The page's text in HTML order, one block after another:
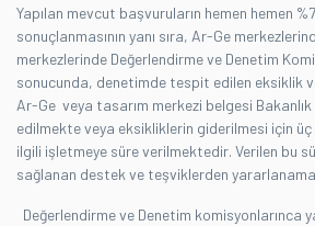
Yapılan mevcut başvuruların hemen hemen
sonuçlanmasının yanı sıra, Ar­-Ge
merkezlerinde Değerlendirme ve Denetim
sonucunda, denetimde tespit edilen eksiklik
Ar­-Ge veya tasarım merkezi belgesi
edilmekte veya eksikliklerin giderilmesi için üç
ilgili işletmeye süre verilmektedir. Verilen bu
sağlanan destek ve teşviklerden
Değerlendirme ve Denetim komisyonlarınca